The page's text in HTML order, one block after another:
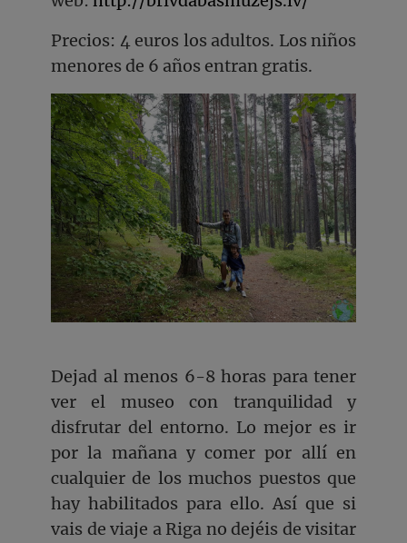
Precios: 4 euros los adultos. Los niños
menores de 6 años entran gratis.
Dejad al menos 6-8 horas para tener
ver el museo con tranquilidad y
disfrutar del entorno. Lo mejor es ir
por la mañana y comer por allí en
cualquier de los muchos puestos que
hay habilitados para ello. Así que si
vais de viaje a Riga no dejéis de visitar